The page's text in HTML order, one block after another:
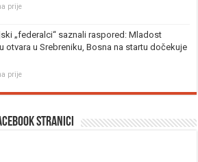
prije
„federalci“ saznali raspored: Mladost
otvara u Srebreniku, Bosna na startu dočekuje
prije
stranici